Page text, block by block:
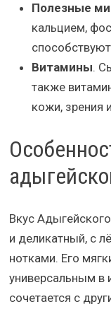
Полезные
кальцием,
Витамины.
также
кожи, зрения
Вкус
и деликатный, с
нотками. Его
универсальным в
сочетается с